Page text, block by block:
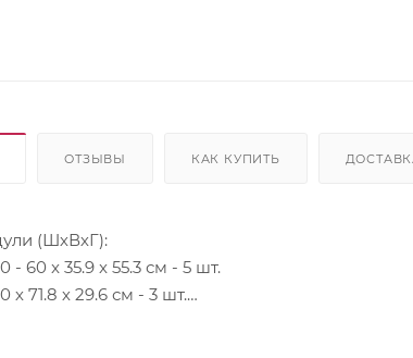
ОТЗЫВЫ КАК КУПИТЬ
(ШхВхГ):
60 x 35.9 x 55.3 см - 5 шт.
71.8 х 29.6 см - 3 шт.